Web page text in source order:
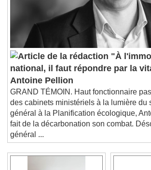
"À
national, il faut répondre par la
Antoine Pellion
GRAND TÉMOIN. Haut fonctionnaire
des cabinets ministériels à la lumière du
général à la Planification écologique,
fait de la décarbonation son combat.
général ...